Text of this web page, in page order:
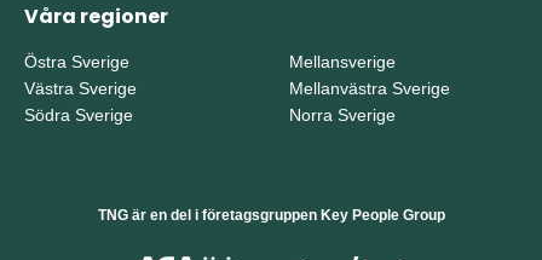
Våra regioner
Östra Sverige
Västra Sverige
Södra Sverige
Mellansverige
Mellanvästra Sverige
Norra Sverige
TNG är en del i företagsgruppen Key People Group